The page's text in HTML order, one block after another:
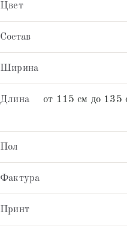
Цвет
Состав
Ширина
Длина
от 115 см до 135
Пол
Фактура
Принт